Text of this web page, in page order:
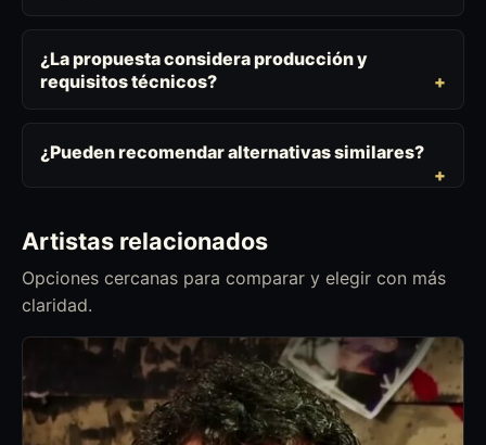
¿La propuesta considera producción y
requisitos técnicos?
¿Pueden recomendar alternativas similares?
Artistas relacionados
Opciones cercanas para comparar y elegir con más
claridad.